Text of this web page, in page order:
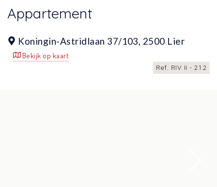
Appartement
Koningin-Astridlaan 37/103, 2500 Lier
Bekijk op kaart
Ref: RIV II - 2.1.2